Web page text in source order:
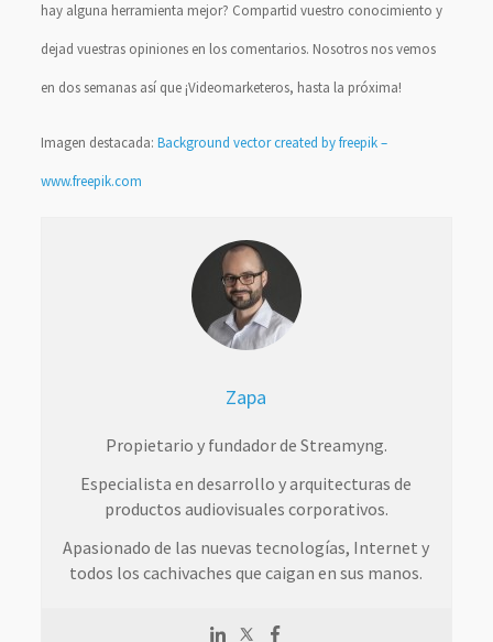
hay alguna herramienta mejor? Compartid vuestro conocimiento y
dejad vuestras opiniones en los comentarios. Nosotros nos vemos
en dos semanas así que ¡Videomarketeros, hasta la próxima!
Imagen destacada: Background vector created by freepik –
www.freepik.com
Zapa
Propietario y fundador de Streamyng.
Especialista en desarrollo y arquitecturas de
productos audiovisuales corporativos.
Apasionado de las nuevas tecnologías, Internet y
todos los cachivaches que caigan en sus manos.